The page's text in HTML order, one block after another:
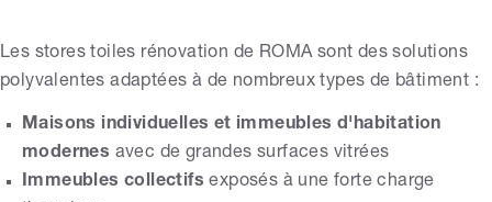
Les stores toiles rénovation de ROMA sont des solutions
polyvalentes adaptées à de nombreux types de bâtiment :
Maisons individuelles et immeubles d'habitation
modernes avec de grandes surfaces vitrées
Immeubles collectifs exposés à une forte charge